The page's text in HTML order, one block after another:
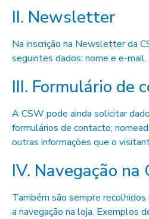
II. Newsletter
Na inscrição na Newsletter da
seguintes dados: nome e e-mail.
III. Formulário de
A CSW pode ainda solicitar
formulários de contacto,
outras informações que o
IV. Navegação na
Também são sempre
a navegação na loja. Exemplos